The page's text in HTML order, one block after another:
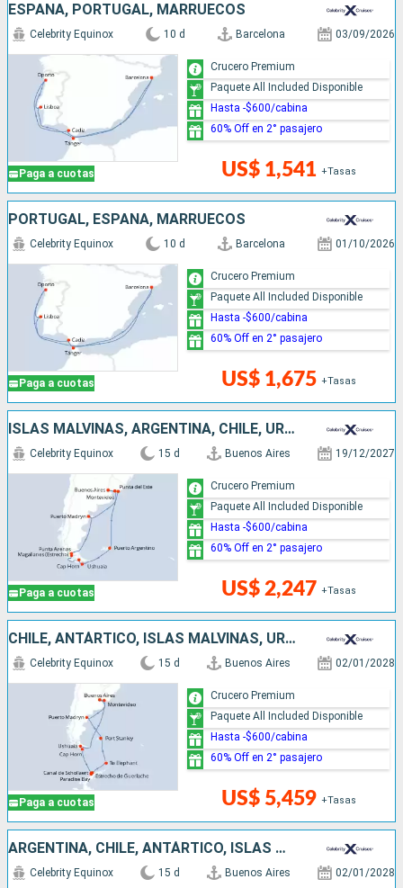
ESPAÑA, PORTUGAL, MARRUECOS
Paga a cuotas
Celebrity Equinox 10 d Barcelona 03/09/2026
US$ 1,541 +Tasas
Crucero Premium
Paquete All Included Disponible
Hasta -$600/cabina
60% Off en 2° pasajero
PORTUGAL, ESPAÑA, MARRUECOS
Paga a cuotas
Celebrity Equinox 10 d Barcelona 01/10/2026
US$ 1,675 +Tasas
Crucero Premium
Paquete All Included Disponible
Hasta -$600/cabina
60% Off en 2° pasajero
ISLAS MALVINAS, ARGENTINA, CHILE, URUGUAY
Paga a cuotas
Celebrity Equinox 15 d Buenos Aires 19/12/2027
US$ 2,247 +Tasas
Crucero Premium
Paquete All Included Disponible
Hasta -$600/cabina
60% Off en 2° pasajero
CHILE, ANTÁRTICO, ISLAS MALVINAS, URUGUAY, ARGENTINA
Paga a cuotas
Celebrity Equinox 15 d Buenos Aires 02/01/2028
US$ 5,459 +Tasas
Crucero Premium
Paquete All Included Disponible
Hasta -$600/cabina
60% Off en 2° pasajero
ARGENTINA, CHILE, ANTÁRTICO, ISLAS MALVINAS, URUGUAY
Celebrity Equinox 15 d Buenos Aires 02/01/2028